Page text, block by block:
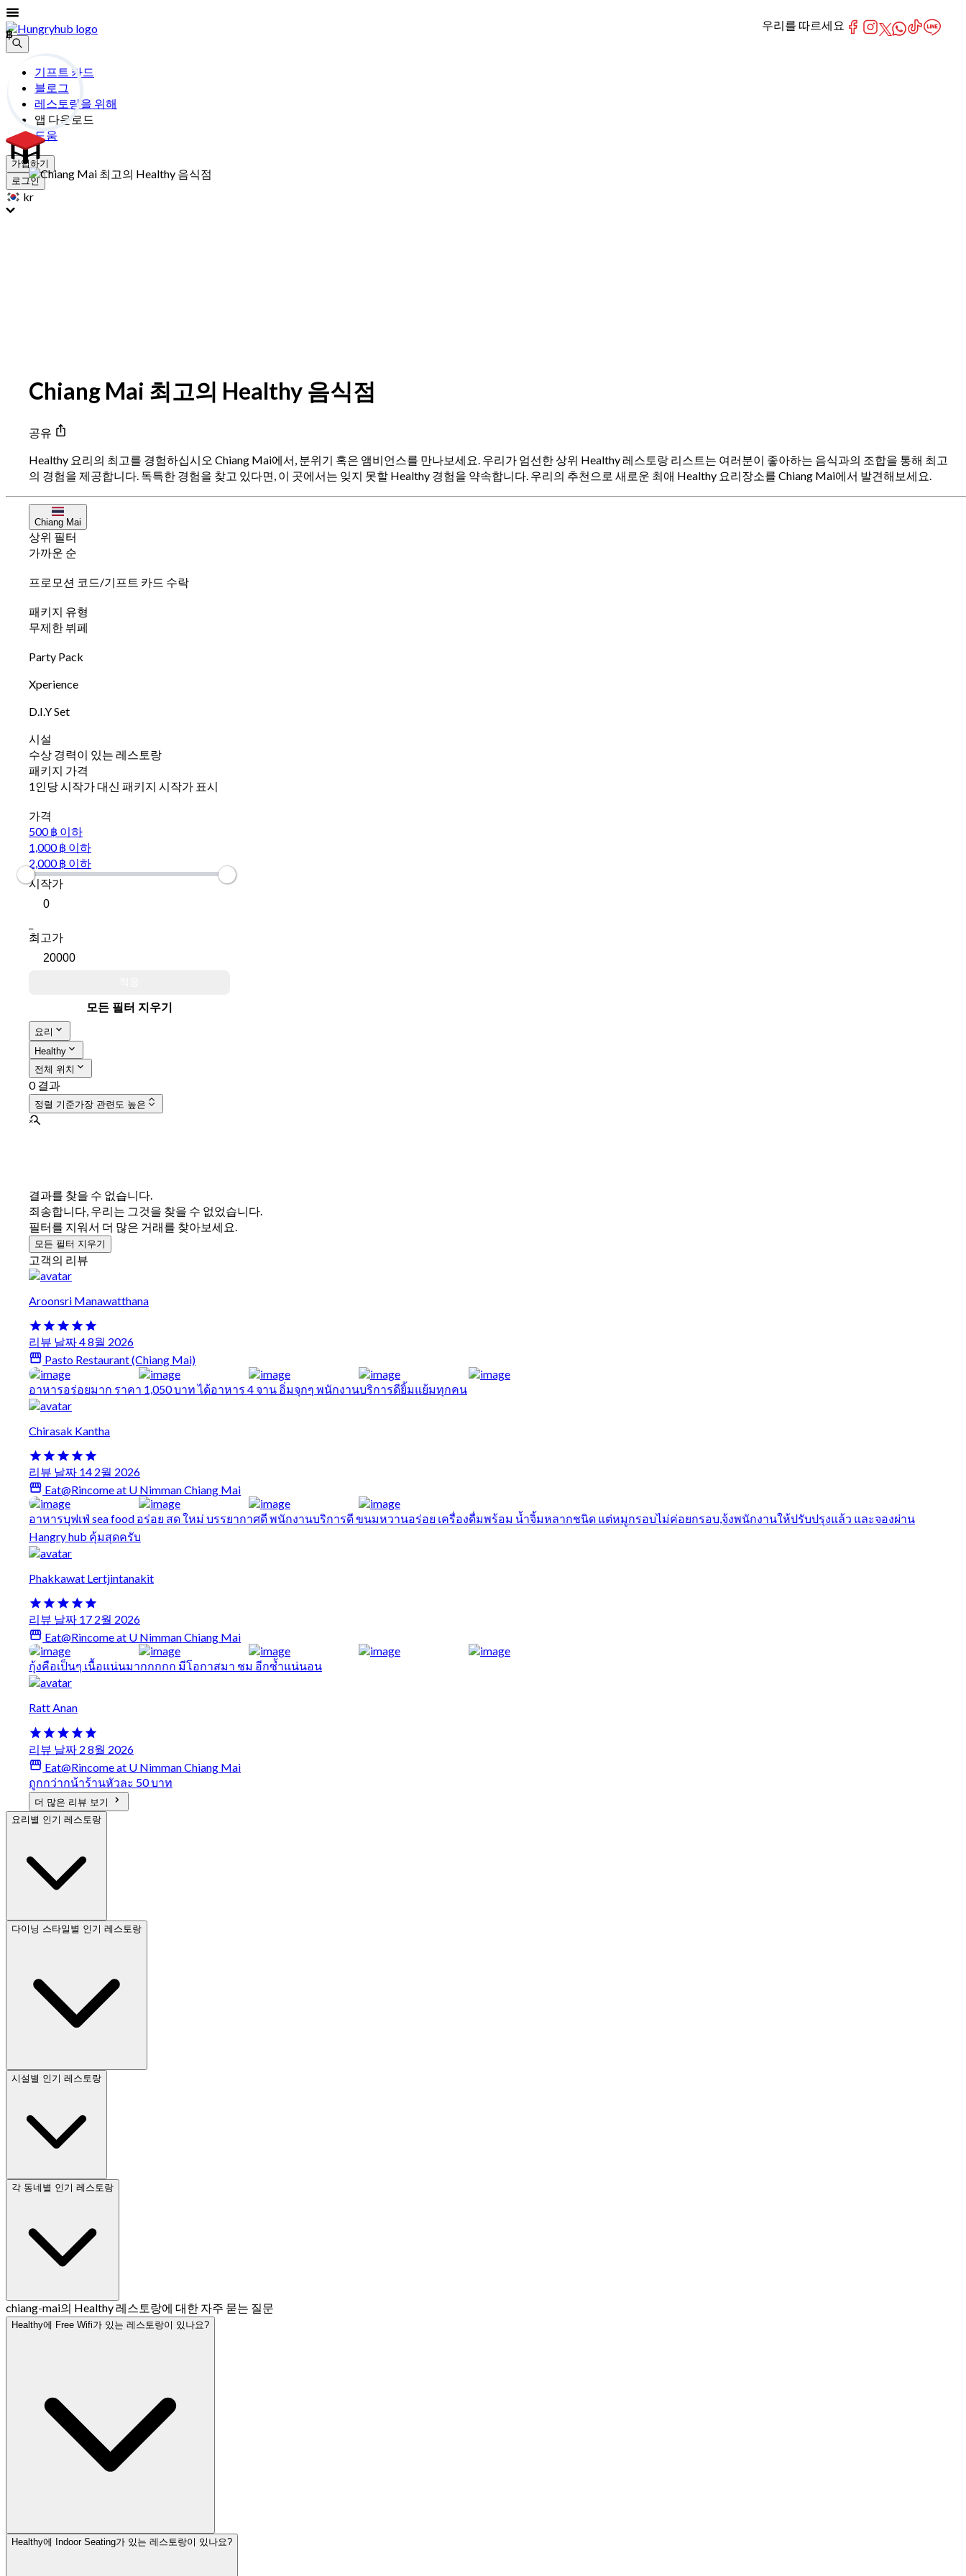
기프트 카드
블로그
레스토랑을 위해
앱 다운로드
도움
가입하기
로그인
kr
Chiang Mai 최고의 Healthy 음식점
공유
Healthy 요리의 최고를 경험하십시오 Chiang Mai에서, 분위기 혹은 앰비언스를 만나보세요. 우리가 엄선한 상위 Healthy 레스토랑 리스트는 여러분이 좋아하는 음식과의 조합을 통해 최고
의 경험을 제공합니다. 독특한 경험을 찾고 있다면, 이 곳에서는 잊지 못할 Healthy 경험을 약속합니다. 우리의 추천으로 새로운 최애 Healthy 요리장소를 Chiang Mai에서 발견해보세요.
Chiang Mai
상위 필터
가까운 순
프로모션 코드/기프트 카드 수락
패키지 유형
무제한 뷔페
Party Pack
Xperience
D.I.Y Set
시설
수상 경력이 있는 레스토랑
패키지 가격
1인당 시작가 대신 패키지 시작가 표시
가격
500 ฿ 이하
1,000 ฿ 이하
2,000 ฿ 이하
฿
시작가
฿
최고가
모든 필터 지우기
요리
Healthy
전체 위치
0 결과
정렬 기준가장 관련도 높은
결과를 찾을 수 없습니다.
죄송합니다, 우리는 그것을 찾을 수 없었습니다.
필터를 지워서 더 많은 거래를 찾아보세요.
모든 필터 지우기
고객의 리뷰
Aroonsri Manawatthana
리뷰 날짜 4 8월 2026
Pasto Restaurant (Chiang Mai)
อาหารอร่อยมาก ราคา 1,050 บาท ได้อาหาร 4 จาน อิ่มจุกๆ พนักงานบริการดียิ้มแย้มทุกคน
Chirasak Kantha
리뷰 날짜 14 2월 2026
Eat@Rincome at U Nimman Chiang Mai
อาหารบุฟเฟ่ sea food อร่อย สด ใหม่ บรรยากาศดี พนักงานบริการดี ขนมหวานอร่อย เครื่องดื่มพร้อม น้ำจิ้มหลากชนิด แต่หมูกรอบไม่ค่อยกรอบ,จ้งพนักงานให้ปรับปรุงแล้ว และจองผ่าน
Hangry hub คุ้มสุดครับ
Phakkawat Lertjintanakit
리뷰 날짜 17 2월 2026
Eat@Rincome at U Nimman Chiang Mai
กุ้งคือเป็นๆ เนื้อแน่นมากกกกก มีโอกาสมา ชม อีกซ้ำแน่นอน
Ratt Anan
리뷰 날짜 2 8월 2026
Eat@Rincome at U Nimman Chiang Mai
ถูกกว่ากน้าร้านหัวละ 50 บาท
더 많은 리뷰 보기
요리별 인기 레스토랑
다이닝 스타일별 인기 레스토랑
시설별 인기 레스토랑
각 동네별 인기 레스토랑
chiang-mai의 Healthy 레스토랑에 대한 자주 묻는 질문
Healthy에 Free Wifi가 있는 레스토랑이 있나요?
Healthy에 Indoor Seating가 있는 레스토랑이 있나요?
우리를 따르세요